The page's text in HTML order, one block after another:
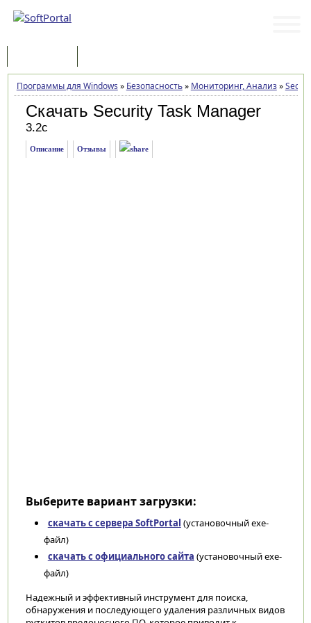
Программы для Windows » Безопасность» Мониторинг, Анализ»
Скачать Security Task Manager
3.2c
Описание Отзывы
Выберите вариант загрузки:
скачать с сервера SoftPortal (установочный exe-
файл)
скачать с официального сайта (установочный exe-
файл)
Надежный и эффективный инструмент для поиска,
обнаружения и последующего удаления различных видов